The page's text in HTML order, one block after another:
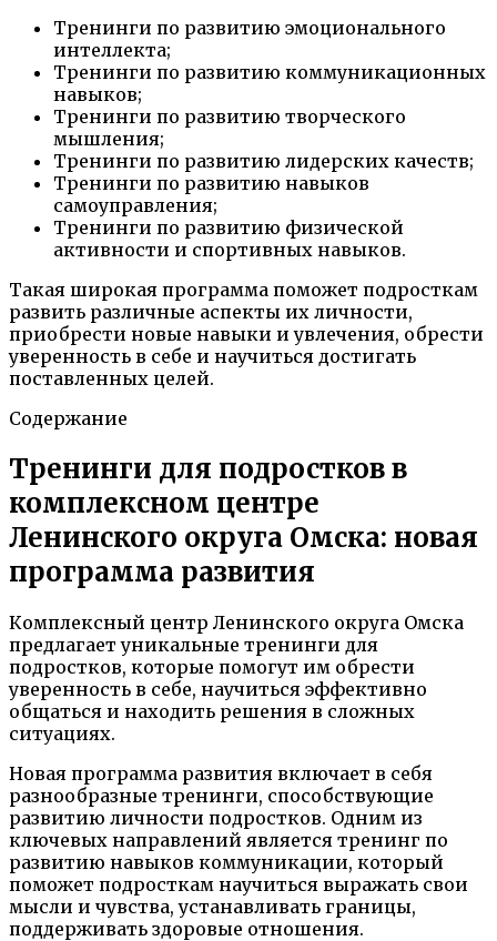
Тренинги по развитию эмоционального
интеллекта;
Тренинги по развитию коммуникационных
навыков;
Тренинги по развитию творческого
мышления;
Тренинги по развитию лидерских качеств;
Тренинги по развитию навыков
самоуправления;
Тренинги по развитию физической
активности и спортивных навыков.
Такая широкая программа поможет подросткам
развить различные аспекты их личности,
приобрести новые навыки и увлечения, обрести
уверенность в себе и научиться достигать
поставленных целей.
Содержание
Тренинги для подростков в
комплексном центре
Ленинского округа Омска: новая
программа развития
Комплексный центр Ленинского округа Омска
предлагает уникальные тренинги для
подростков, которые помогут им обрести
уверенность в себе, научиться эффективно
общаться и находить решения в сложных
ситуациях.
Новая программа развития включает в себя
разнообразные тренинги, способствующие
развитию личности подростков. Одним из
ключевых направлений является тренинг по
развитию навыков коммуникации, который
поможет подросткам научиться выражать свои
мысли и чувства, устанавливать границы,
поддерживать здоровые отношения.